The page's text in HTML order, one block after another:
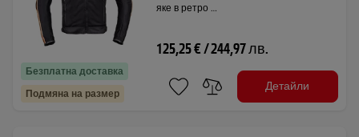
Безплатна доставка
Подмяна на размер
яке в ретро …
125,25 € / 244,97 лв.
Детайли